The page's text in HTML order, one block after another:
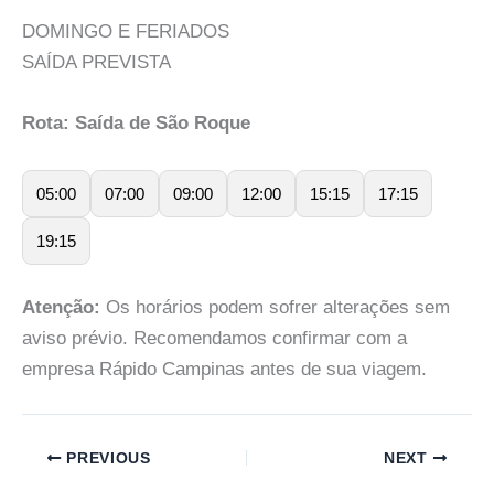
DOMINGO E FERIADOS
SAÍDA PREVISTA
Rota: Saída de São Roque
05:00 07:00 09:00 12:00 15:15 17:15
19:15
Atenção: Os horários podem sofrer alterações sem
aviso prévio. Recomendamos confirmar com a
empresa Rápido Campinas antes de sua viagem.
PREVIOUS NEXT